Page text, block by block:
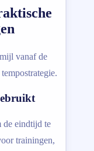
vanaf de
de eindtijd te
trainingen,